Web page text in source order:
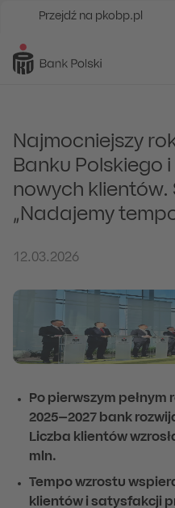
Przejdź na pkobp.pl
Najmocniejszy
Banku Polskiego
nowych klientów.
„Nadajemy
12.03.2026
Po pierwszym pełnym
2025–2027 bank
Liczba klientów
mln.
Tempo wzrostu
klientów i satysfakcji